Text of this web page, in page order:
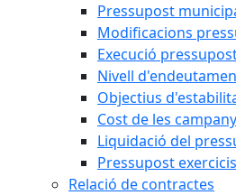
Pressupost
Modificacions
Execució
Nivell
Objectius
Cost de les
Liquidació del
Pressupost
Relació de contractes